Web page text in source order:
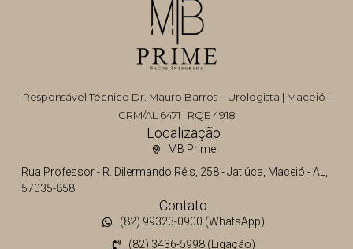
Responsável Técnico Dr. Mauro Barros – Urologista | Maceió |
CRM/AL 6471 | RQE 4918
Localização
MB Prime
Rua Professor - R. Dilermando Réis, 258 - Jatiúca, Maceió - AL,
57035-858
Contato
(82) 99323-0900 (WhatsApp)
(82) 3436-5998 (Ligação)